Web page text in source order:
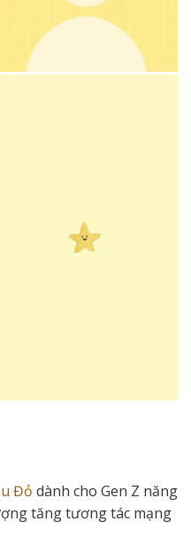
Đỏ dành cho Gen Z năng
tăng tương tác mạng